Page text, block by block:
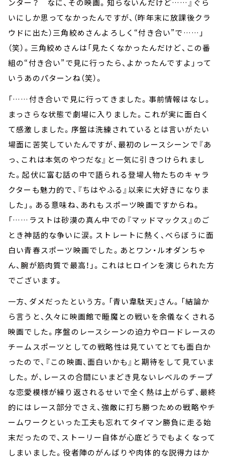
ンター？ なに、その映画。知らないんだけど……』ぐら
いにしか思ってなかったんですが、（昨年末に放課後クラ
ウドに出た）三角絞めさんよろしく“付き合い”で……」
（笑）。三角絞めさんは「見たくなかったんだけど、この番
組の“付き合い”で見に行ったら、よかったんですよ」って
いうあのパターンね（笑）。
「……付き合いで見に行ってきました。事前情報はなし。
まっさらな状態で劇場に入りました。これが実に面白く
て感激しました。序盤は洗練されているとは言いがたい
場面に苦笑していたんですが、最初のレースシーンで『あ
っ、これは本気のやつだな』と一気に引きつけられまし
た。起伏に富む話の中で語られる登場人物たちのキャラ
クターも魅力的で、『ちはやふる』以来に大好きになりま
した」。ある意味ね、あれもスポーツ映画ですからね。
「……ラストは砂漠の真ん中での『マッドマックス』のご
とき神話的な争いに涙。ストレートに熱く、べらぼうに面
白い青春スポーツ映画でした。あとワン・ルオダンちゃ
ん、腕が筋肉質で最高！」。これはヒロインを演じられた方
でございます。
一方、ダメだったという方。「青い韋駄天」さん。「結論か
ら言うと、久々に映画館で睡魔との戦いを余儀なくされる
映画でした。序盤のレースシーンの迫力やロードレースの
チームスポーツとしての戦略性は見ていてとても面白か
ったので、『この映画、面白いかも』と期待をして見ていま
した。が、レースの合間にいまどき見ないレベルのチープ
な恋愛模様が繰り返されるせいで全く熱は上がらず、最終
的にはレース部分でさえ、強敵に打ち勝つための戦略やチ
ームワークといった工夫も忘れてタイマン勝負に走る始
末だったので、ストーリー自体が心底どうでもよくなって
しまいました。役者陣のがんばりや肉体的な説得力はか